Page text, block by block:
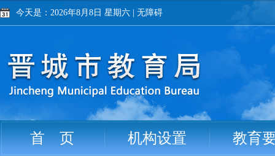
今天是：2026年8月8日 星期六 无障碍
首 页 机构设置 教育